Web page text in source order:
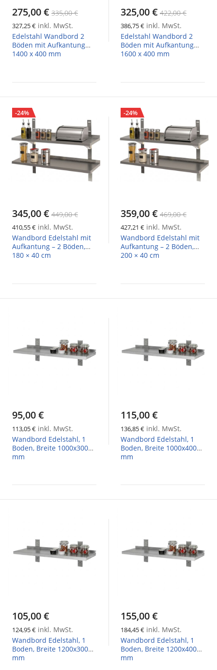
275,00 € 335,00 €
327,25 € inkl. MwSt.
Edelstahl Wandbord 2
Böden mit Aufkantung
1400 x 400 mm
325,00 € 422,00 €
386,75 € inkl. MwSt.
Edelstahl Wandbord 2
Böden mit Aufkantung
1600 x 400 mm
-24%
345,00 € 449,00 €
410,55 € inkl. MwSt.
Wandbord Edelstahl mit
Aufkantung – 2 Böden,
180 × 40 cm
-24%
359,00 € 469,00 €
427,21 € inkl. MwSt.
Wandbord Edelstahl mit
Aufkantung – 2 Böden,
200 × 40 cm
95,00 €
113,05 € inkl. MwSt.
Wandbord Edelstahl, 1
Boden, Breite 1000x300
mm
115,00 €
136,85 € inkl. MwSt.
Wandbord Edelstahl, 1
Boden, Breite 1000x400
mm
105,00 €
124,95 € inkl. MwSt.
Wandbord Edelstahl, 1
Boden, Breite 1200x300
mm
155,00 €
184,45 € inkl. MwSt.
Wandbord Edelstahl, 1
Boden, Breite 1200x400
mm